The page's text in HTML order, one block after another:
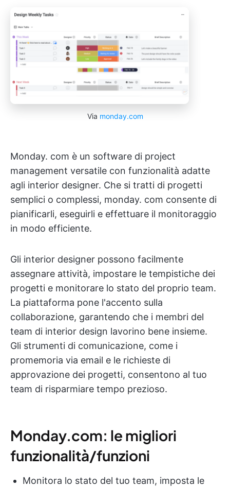
Via monday.com
Monday. com è un software di project
management versatile con funzionalità adatte
agli interior designer. Che si tratti di progetti
semplici o complessi, monday. com consente di
pianificarli, eseguirli e effettuare il monitoraggio
in modo efficiente.
Gli interior designer possono facilmente
assegnare attività, impostare le tempistiche dei
progetti e monitorare lo stato del proprio team.
La piattaforma pone l'accento sulla
collaborazione, garantendo che i membri del
team di interior design lavorino bene insieme.
Gli strumenti di comunicazione, come i
promemoria via email e le richieste di
approvazione dei progetti, consentono al tuo
team di risparmiare tempo prezioso.
Monday.com: le migliori
funzionalità/funzioni
Monitora lo stato del tuo team, imposta le